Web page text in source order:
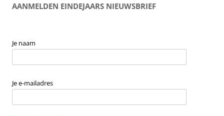
AANMELDEN EINDEJAARS NIEUWSBRIEF
Je naam
Je e-mailadres